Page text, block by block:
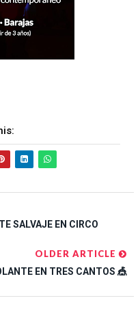
SALVAJE EN CIRCO
OLDER ARTICLE
EN TRES CANTOS 🎪